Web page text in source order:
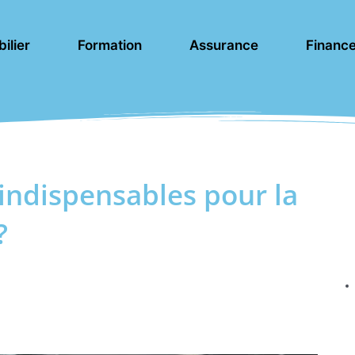
Formation Assurance
pour la